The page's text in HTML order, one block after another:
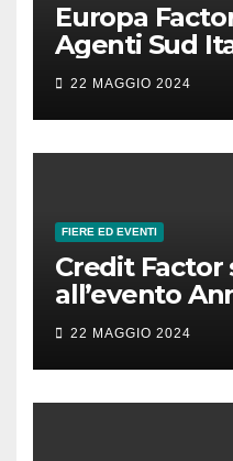
Europa
Agenti Sud
22 MAGGIO 2024
FIERE ED EVENTI
Credit Factor
all’evento
Unirec!
22 MAGGIO 2024